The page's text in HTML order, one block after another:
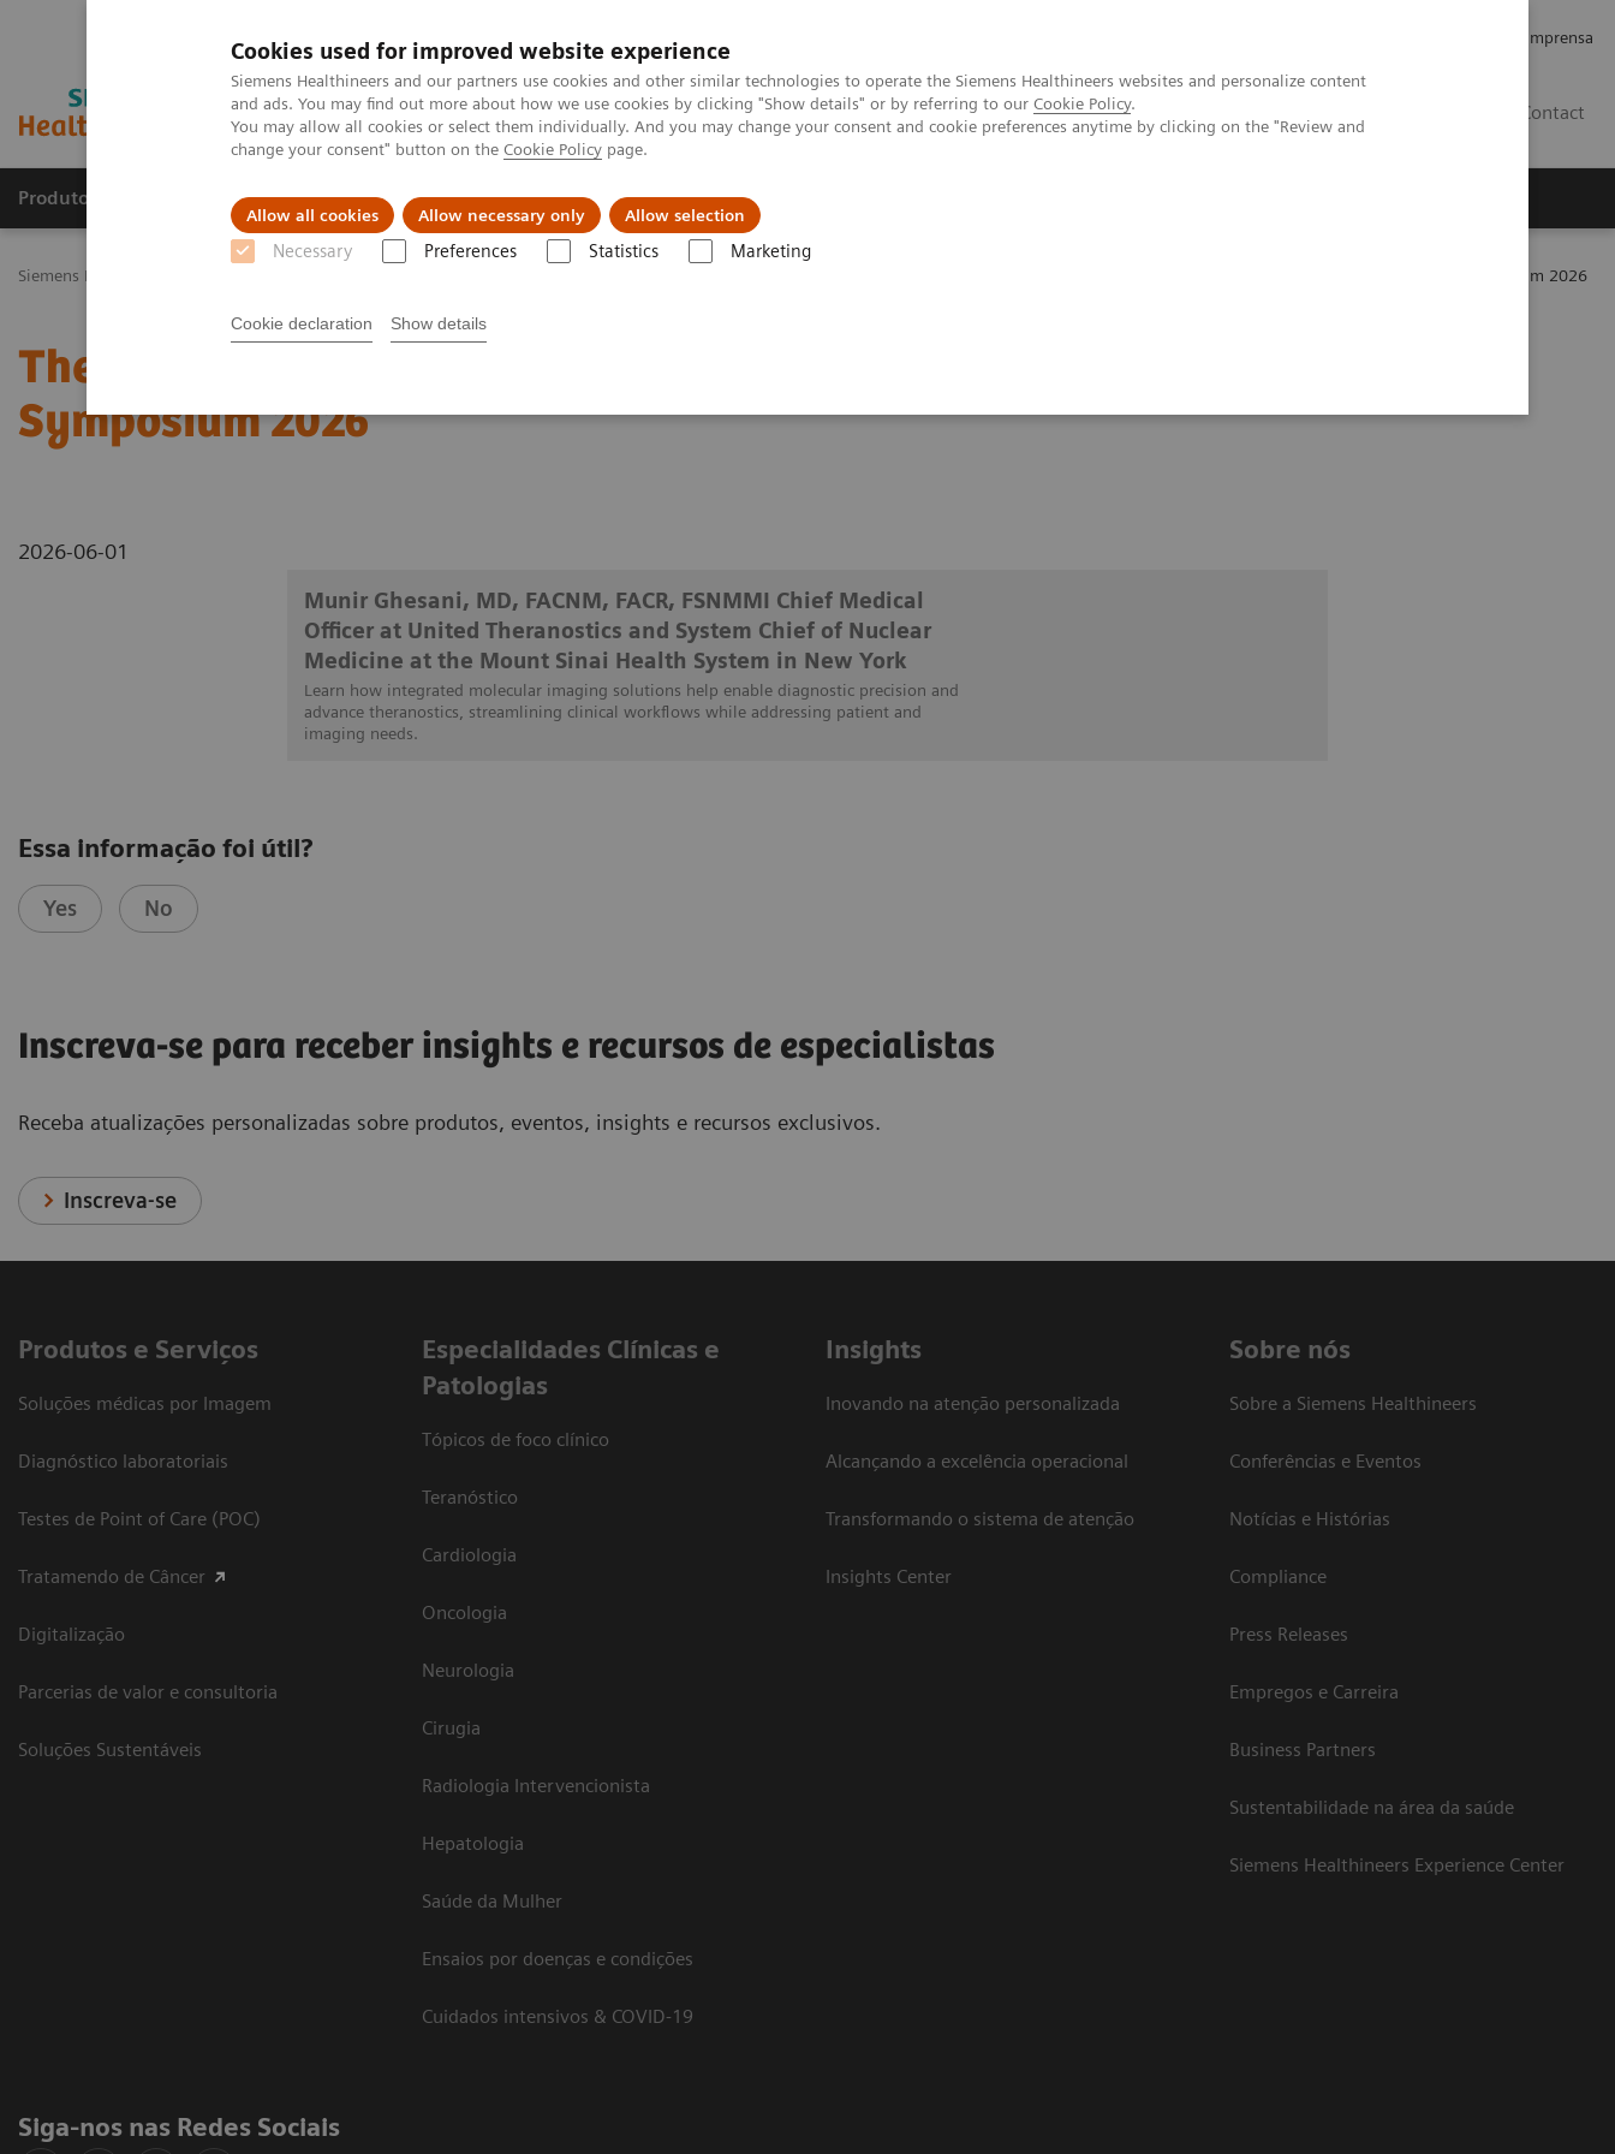
Cookies used for improved website experience
Siemens Healthineers and our partners use cookies and other similar technologies to operate the Siemens Healthineers websites and personalize content
and ads. You may find out more about how we use cookies by clicking "Show details" or by referring to our Cookie Policy.
You may allow all cookies or select them individually. And you may change your consent and cookie preferences anytime by clicking on the "Review and
change your consent" button on the Cookie Policy page.
Allow all cookies Allow necessary only Allow selection
Necessary Preferences Statistics Marketing
Cookie declaration Show details
Imprensa
Contact
Produtos e serviços Especialidades Clínicas e Patologias Serviços de pós-venda
Siemens Healthineers Brasil The role of imaging in theranostics | SNMMI Symposium 2026
The role of imaging in theranostics | SNMMI
Symposium 2026
2026-06-01
Munir Ghesani, MD, FACNM, FACR, FSNMMI Chief Medical
Officer at United Theranostics and System Chief of Nuclear
Medicine at the Mount Sinai Health System in New York
Learn how integrated molecular imaging solutions help enable diagnostic precision and
advance theranostics, streamlining clinical workflows while addressing patient and
imaging needs.
Essa informação foi útil?
Yes No
Inscreva-se para receber insights e recursos de especialistas
Receba atualizações personalizadas sobre produtos, eventos, insights e recursos exclusivos.
Inscreva-se
Produtos e Serviços
Soluções médicas por Imagem
Diagnóstico laboratoriais
Testes de Point of Care (POC)
Tratamendo de Câncer
Digitalização
Parcerias de valor e consultoria
Soluções Sustentáveis
​Especialidades Clínicas e
Patologias
Tópicos de foco clínico
Teranóstico
Cardiologia
Oncologia
Neurologia
Cirugia
Radiologia Intervencionista
Hepatologia
Saúde da Mulher
Ensaios por doenças e condições
Cuidados intensivos & COVID-19
Insights
Inovando na atenção personalizada
Alcançando a excelência operacional
Transformando o sistema de atenção
Insights Center
Sobre nós
Sobre a Siemens Healthineers
Conferências e Eventos
Notícias e Histórias
Compliance
Press Releases
Empregos e Carreira
Business Partners
Sustentabilidade na área da saúde
Siemens Healthineers Experience Center
Siga-nos nas Redes Sociais